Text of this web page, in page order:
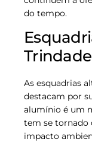
do tempo.
As esquadrias
destacam por
alumínio é um
tem se tornado
impacto